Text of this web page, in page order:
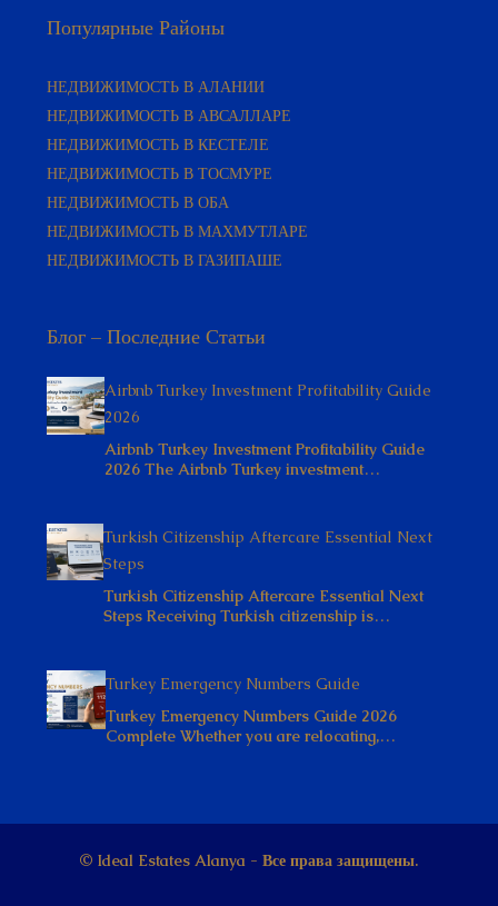
НЕДВИЖИМОСТЬ В АВСАЛЛАРЕ
НЕДВИЖИМОСТЬ В КЕСТЕЛЕ
НЕДВИЖИМОСТЬ В ТОСМУРЕ
НЕДВИЖИМОСТЬ В ОБА
НЕДВИЖИМОСТЬ В МАХМУТЛАРЕ
НЕДВИЖИМОСТЬ В ГАЗИПАШЕ
2026
Airbnb Turkey Investment Profitability Guide
2026 The Airbnb Turkey investment…
Steps
Turkish Citizenship Aftercare Essential Next
Steps Receiving Turkish citizenship is…
Turkey Emergency Numbers Guide 2026
Complete Whether you are relocating,…